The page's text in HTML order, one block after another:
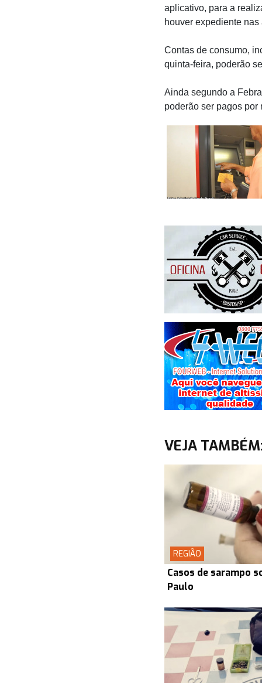
aplicativo, para a
houver expediente
Contas de consumo,
quinta-feira, poderão
Ainda segundo a
poderão ser pagos
VEJA
REGIÃO
Casos de sarampo
Paulo